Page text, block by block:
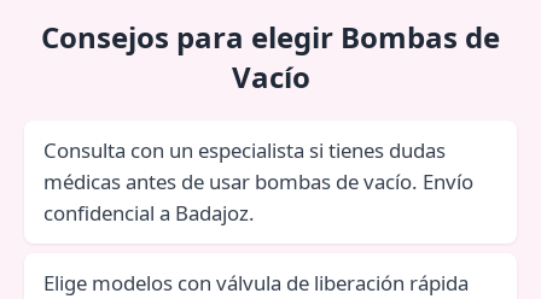
Consejos para elegir Bombas de
Vacío
Consulta con un especialista si tienes dudas
médicas antes de usar bombas de vacío. Envío
confidencial a Badajoz.
Elige modelos con válvula de liberación rápida